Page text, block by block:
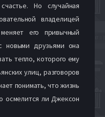
Но случайная
владелицей
его привычный
новыми друзьями она
тепло, которого ему
улиц, разговоров
понимать, что жизнь
ли Джексон